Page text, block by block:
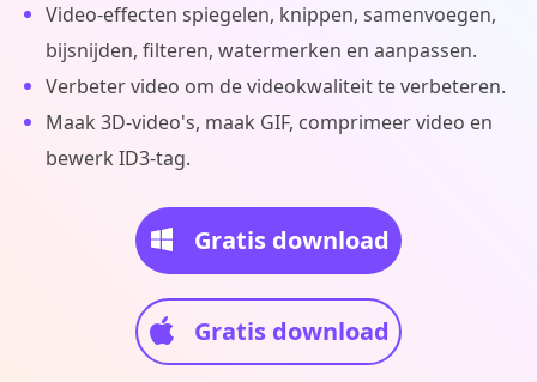
Video-effecten spiegelen, knippen, samenvoegen,
bijsnijden, filteren, watermerken en aanpassen.
Verbeter video om de videokwaliteit te verbeteren.
Maak 3D-video's, maak GIF, comprimeer video en
bewerk ID3-tag.
Gratis download
Gratis download